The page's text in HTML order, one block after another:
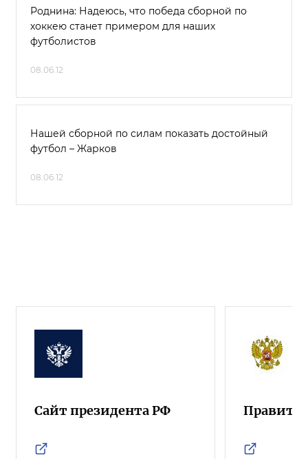
Роднина: Надеюсь, что победа сборной по
хоккею станет примером для наших
футболистов
08.06.12
Нашей сборной по силам показать достойный
футбол – Жарков
08.06.12
Сайт президента РФ